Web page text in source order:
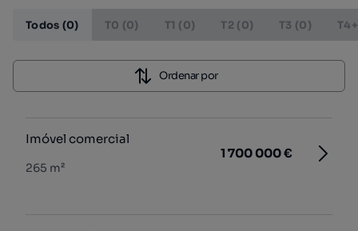
Todos (0) T0 (0) T1 (0) T2 (0) T3 (0)
Ordenar por
Imóvel comercial
265 m²
1 700 000 €